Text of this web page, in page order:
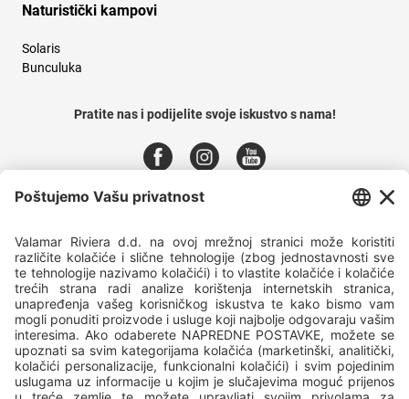
Naturistički kampovi
Solaris
Bunculuka
Pratite nas i podijelite svoje iskustvo s nama!